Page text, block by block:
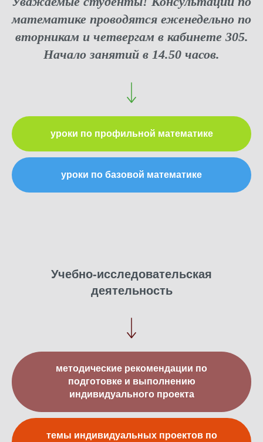
математике проводятся еженедельно по
вторникам и четвергам в кабинете 305.
Начало занятий в 14.50 часов.
уроки по профильной математике
уроки по базовой математике
Учебно-исследовательская
деятельность
методические рекомендации по
подготовке и выполнению
индивидуального проекта
темы индивидуальных проектов по